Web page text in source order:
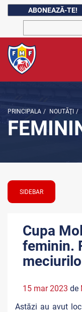
ABONEAZĂ-TE!
PRINCIPALA / NOUTĂŢI /
SIDEBAR
Cupa
feminin.
15 mar 2023 de
Astăzi au avut